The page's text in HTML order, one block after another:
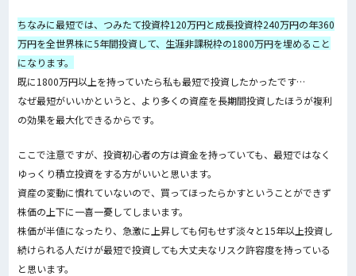
ちなみに最短では、つみたて投資枠120万円と成長投資枠240万円の年360
万円を全世界株に5年間投資して、生涯非課税枠の1800万円を埋めること
になります。
既に1800万円以上を持っていたら私も最短で投資したかったです…
なぜ最短がいいかというと、より多くの資産を長期間投資したほうが複利
の効果を最大化できるからです。
ここで注意ですが、投資初心者の方は資金を持っていても、最短ではなく
ゆっくり積立投資をする方がいいと思います。
資産の変動に慣れていないので、買ってほったらかすということができず
株価の上下に一喜一憂してしまいます。
株価が半値になったり、急激に上昇しても何もせず淡々と15年以上投資し
続けられる人だけが最短で投資しても大丈夫なリスク許容度を持っている
と思います。